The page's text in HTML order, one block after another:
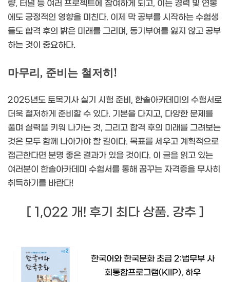
량, 터널 등 여러 프로젝트에 참여하게 되고, 이는 경력 및 연봉
에도 긍정적인 영향을 미친다. 이제 막 공부를 시작하는 수험생
들도 합격 후의 밝은 미래를 그리며, 동기부여를 잃지 않고 공부
하는 것이 중요하다.
마무리, 준비는 철저히!
2025년도 토목기사 실기 시험 준비, 한솔아카데미의 수험서로
더욱 철저하게 준비할 수 있다. 기본을 다지고, 다양한 문제를
풀며 실력을 키워 나가는 것, 그리고 합격 후의 미래를 그려보는
것은 모두 함께 나아가야 할 길이다. 목표를 세우고 계획적으로
접근한다면 분명 좋은 결과가 있을 것이다. 이 글을 읽고 있는
여러분이 한솔아카데미 수험서를 통해 꿈꾸는 자격증을 무사히
취득하기를 바란다!
[ 1,022 개! 후기 최다 상품. 강추 ]
한국어와 한국문화 초급 2:법무부 사
회통합프로그램(KIIP), 하우